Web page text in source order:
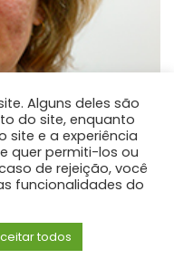
Alguns deles são
do site, enquanto
site e a experiência
quer permiti-los ou
de rejeição, você
funcionalidades do
todos